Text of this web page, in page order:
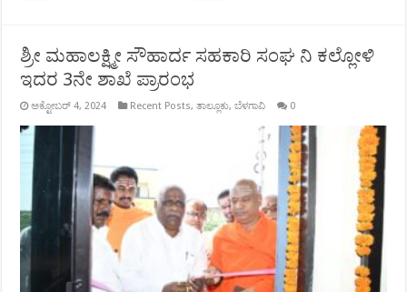
ಶ್ರೀ ಮಹಾಲಕ್ಷ್ಮೀ ಸೌಹಾರ್ದ ಸಹಕಾರಿ ಸಂಘ ನಿ ಕಲ್ಲೋಳಿ
ಇದರ 3ನೇ ಶಾಖೆ ಪ್ರಾರಂಭ
ಅಕ್ಟೋಬರ್ 4, 2024 Recent Posts,ತಾಲ್ಲೂಕು,ಬೆಳಗಾವಿ 0